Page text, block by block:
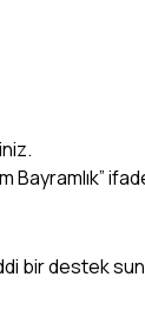
Bayramlık”
bir destek